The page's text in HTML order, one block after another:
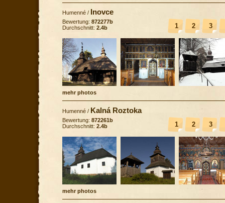
Humenné / Inovce
1 2 3
Bewertung: 872277b
Durchschnitt: 2.4b
mehr photos
Humenné / Kalná Roztoka
1 2 3
Bewertung: 872261b
Durchschnitt: 2.4b
mehr photos